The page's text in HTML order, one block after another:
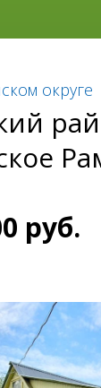
округе
руб.